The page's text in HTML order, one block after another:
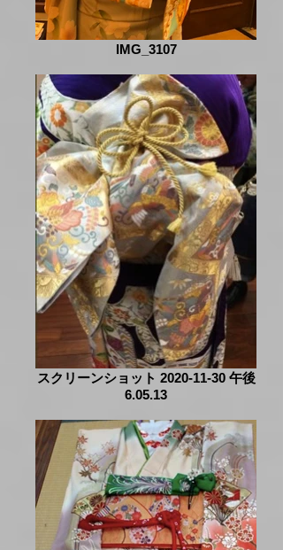
IMG_3107
スクリーンショット 2020-11-30 午後
6.05.13